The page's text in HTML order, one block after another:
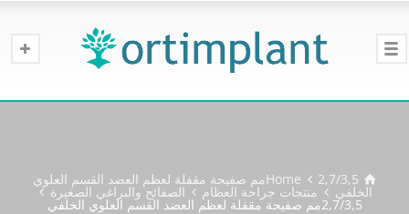
Home2,7/3,5مم صفيحة مقفلة لعظم العضد القسم العلوي
الخلفي منتجات جراحة العظام الصفائح والبراغي الصغيرة
2,7/3,5مم صفيحة مقفلة لعظم العضد القسم العلوي الخلفي